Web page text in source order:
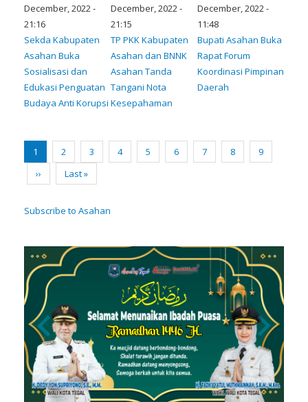
December, 2022 -
21:16
Sekda Kabupaten
Asahan Buka
Sosialisasi dan
Edukasi Penguatan
Budaya Anti Korupsi
December, 2022 -
21:15
TP PKK Kabupaten
Asahan dan BNNK
Asahan Tanda
Tangani Nota
Kesepahaman
December, 2022 -
11:48
Bupati Asahan Buka
Rapat Forum
Koordinasi Pimpinan
Daerah
Pagination
Current
page
1 Page
2 Page
3 Page
4 Page
5 Page
6 Page
7 Page
8 Page
9
Next
page
››
Last
page
Last »
Subscribe to Asahan